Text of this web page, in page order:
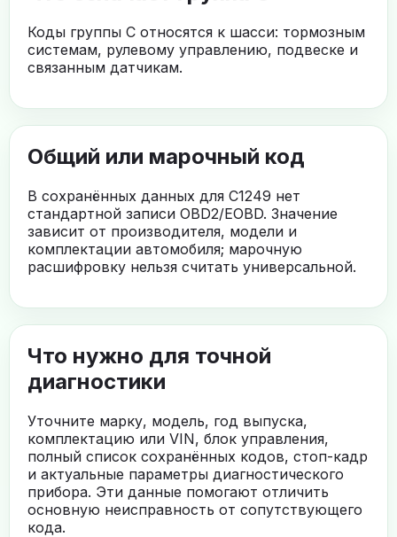
Коды группы C относятся к шасси: тормозным
системам, рулевому управлению, подвеске и
связанным датчикам.
Общий или марочный код
В сохранённых данных для C1249 нет
стандартной записи OBD2/EOBD. Значение
зависит от производителя, модели и
комплектации автомобиля; марочную
расшифровку нельзя считать универсальной.
Что нужно для точной
диагностики
Уточните марку, модель, год выпуска,
комплектацию или VIN, блок управления,
полный список сохранённых кодов, стоп-кадр
и актуальные параметры диагностического
прибора. Эти данные помогают отличить
основную неисправность от сопутствующего
кода.